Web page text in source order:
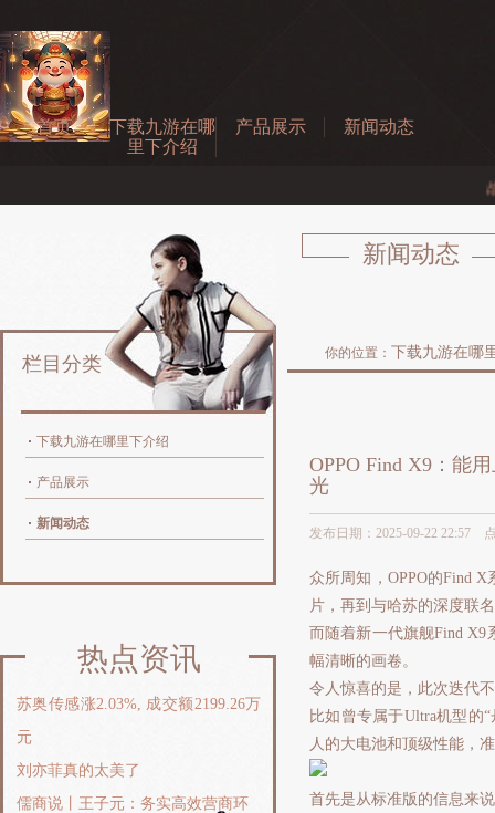
首页
下载九游在哪
里下介绍
产品展示 新闻动态
中美关税休战
栏目分类
下载九游在哪里下介绍
产品展示
新闻动态
热点资讯
苏奥传感涨2.03%, 成交额2199.26万
元
刘亦菲真的太美了
儒商说丨王子元：务实高效营商环
新闻动态
你的位置： 下载九游在哪
OPPO Find X9：能
光
发布日期：2025-09-22 22:57
众所周知，OPPO的Find
片，再到与哈苏的深度联
而随着新一代旗舰Find
幅清晰的画卷。
令人惊喜的是，此次迭代
比如曾专属于Ultra机型的
人的大电池和顶级性能，
首先是从标准版的信息来